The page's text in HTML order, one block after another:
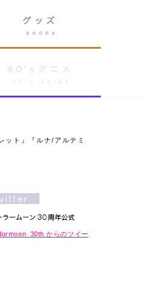
ト』『ルナ/アルテミ
からのツイー